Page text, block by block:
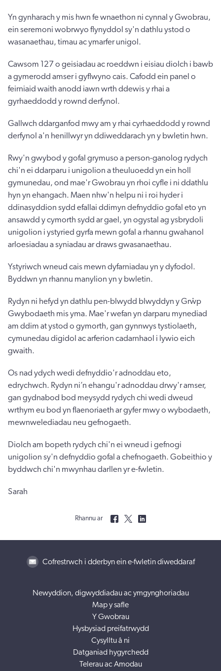
Yn gynharach y mis hwn fe wnaethon ni cynnal y Gwobrau,
ein seremoni wobrwyo flynyddol sy'n dathlu ystod o
wasanaethau, timau ac ymarfer unigol.
Cawsom 127 o geisiadau ac roeddwn i eisiau diolch i bawb
a gymerodd amser i gyflwyno cais. Cafodd ein panel o
feirniaid waith anodd iawn wrth ddewis y rhai a
gyrhaeddodd y rownd derfynol.
Gallwch ddarganfod mwy am y rhai cyrhaeddodd y rownd
derfynol a'n henillwyr yn ddiweddarach yn y bwletin hwn.
Rwy'n gwybod y gofal grymuso a person-ganolog rydych
chi'n ei ddarparu i unigolion a theuluoedd yn ein holl
gymunedau, ond mae'r Gwobrau yn rhoi cyfle i ni ddathlu
hyn yn ehangach. Maen nhw'n helpu ni i roi hyder i
ddinasyddion sydd efallai ddimyn defnyddio gofal eto yn
ansawdd y cymorth sydd ar gael, yn ogystal ag ysbrydoli
unigolion i ystyried gyrfa mewn gofal a rhannu gwahanol
arloesiadau a syniadau ar draws gwasanaethau.
Ystyriwch wneud cais mewn dyfarniadau yn y dyfodol.
Byddwn yn rhannu manylion yn y bwletin.
Rydyn ni hefyd yn dathlu pen-blwydd blwyddyn y Grŵp
Gwybodaeth mis yma. Mae'r wefan yn darparu mynediad
am ddim at ystod o gymorth, gan gynnwys tystiolaeth,
cymunedau digidol ac arferion cadarnhaol i lywio eich
gwaith.
Os nad ydych wedi defnyddio'r adnoddau eto,
edrychwch. Rydyn ni’n ehangu'r adnoddau drwy'r amser,
gan gydnabod bod meysydd rydych chi wedi dweud
wrthym eu bod yn flaenoriaeth ar gyfer mwy o wybodaeth,
mewnwelediadau neu gefnogaeth.
Diolch am bopeth rydych chi'n ei wneud i gefnogi
unigolion sy'n defnyddio gofal a chefnogaeth. Gobeithio y
byddwch chi'n mwynhau darllen yr e-fwletin.
Sarah
Rhannu ar
Cofrestrwch i dderbyn ein e-fwletin diweddaraf
Newyddion, digwyddiadau ac ymgynghoriadau
Map y safle
Y Gwobrau
Hysbysiad preifatrwydd
Cysylltu â ni
Datganiad hygyrchedd
Telerau ac Amodau